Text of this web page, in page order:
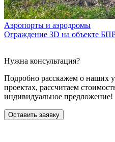
Аэропорты и аэродромы
Ограждение 3D на объекте
Нужна консультация?
Подробно расскажем о наших
проектах, рассчитаем
индивидуальное предложение!
Оставить заявку